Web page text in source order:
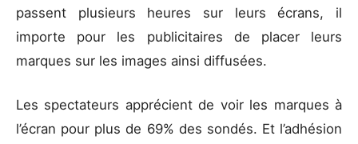
passent plusieurs heures sur leurs écrans, il
importe pour les publicitaires de placer leurs
marques sur les images ainsi diffusées.
Les spectateurs apprécient de voir les marques à
l’écran pour plus de 69% des sondés. Et l’adhésion